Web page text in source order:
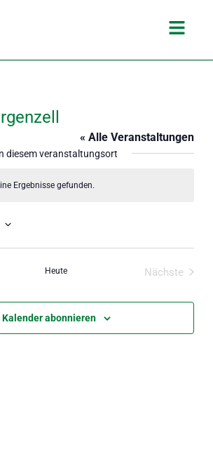
Main
« Alle Veranstaltungen
diesem veranstaltungsort
Ergebnisse gefunden.
Heute
Nächste
Kalender abonnieren